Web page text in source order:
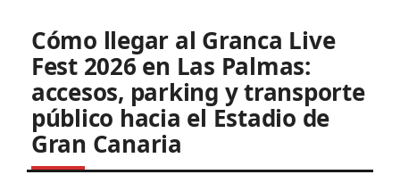
Cómo llegar al Granca Live
Fest 2026 en Las Palmas:
accesos, parking y transporte
público hacia el Estadio de
Gran Canaria